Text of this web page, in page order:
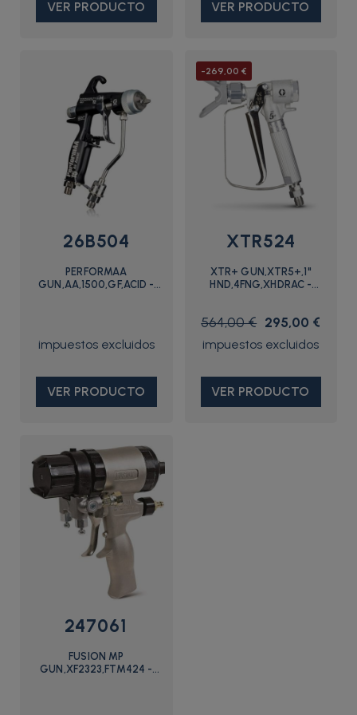
VER PRODUCTO VER PRODUCTO
26B504
PERFORMAA
GUN,AA,1500,GF,ACID -
VER PRODUCTO
-269,00 €
XTR524
XTR+ GUN,XTR5+,1"
HND,4FNG,XHDRAC -
564,00 € 295,00 €
VER PRODUCTO
247061
FUSION MP
GUN,XF2323,FTM424 -